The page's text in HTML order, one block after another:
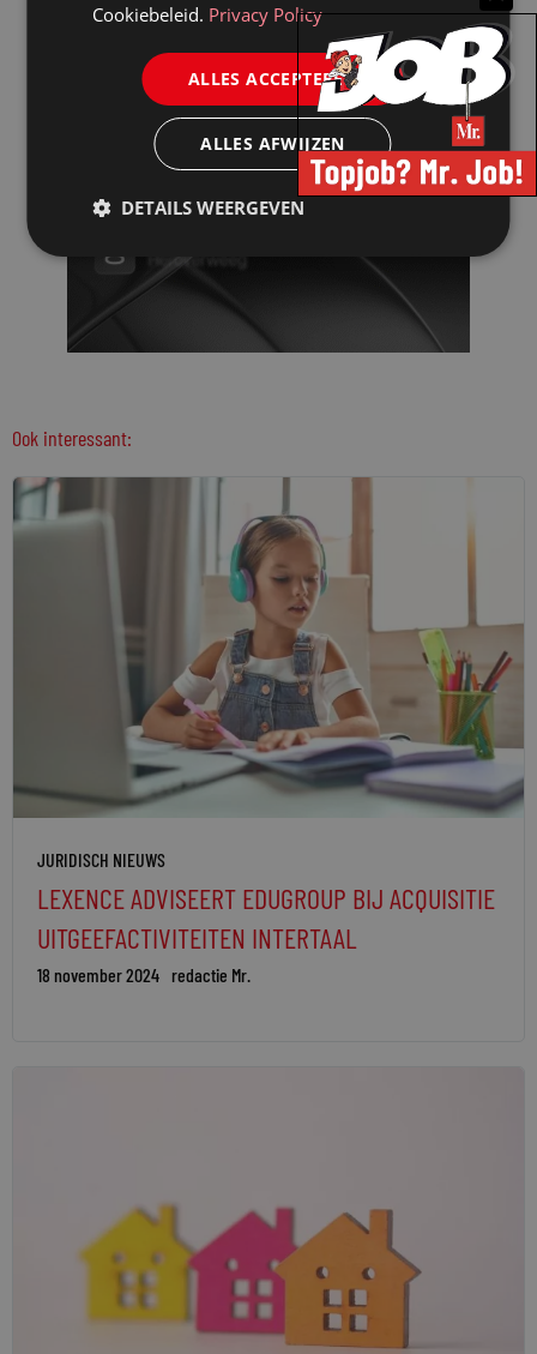
Ook interessant:
JURIDISCH NIEUWS
LEXENCE ADVISEERT EDUGROUP BIJ ACQUISITIE
UITGEEFACTIVITEITEN INTERTAAL
18 november 2024 redactie Mr.
Cookiebeleid. Privacy Policy
ALLES ACCEPTEREN
ALLES AFWIJZEN
DETAILS WEERGEVEN